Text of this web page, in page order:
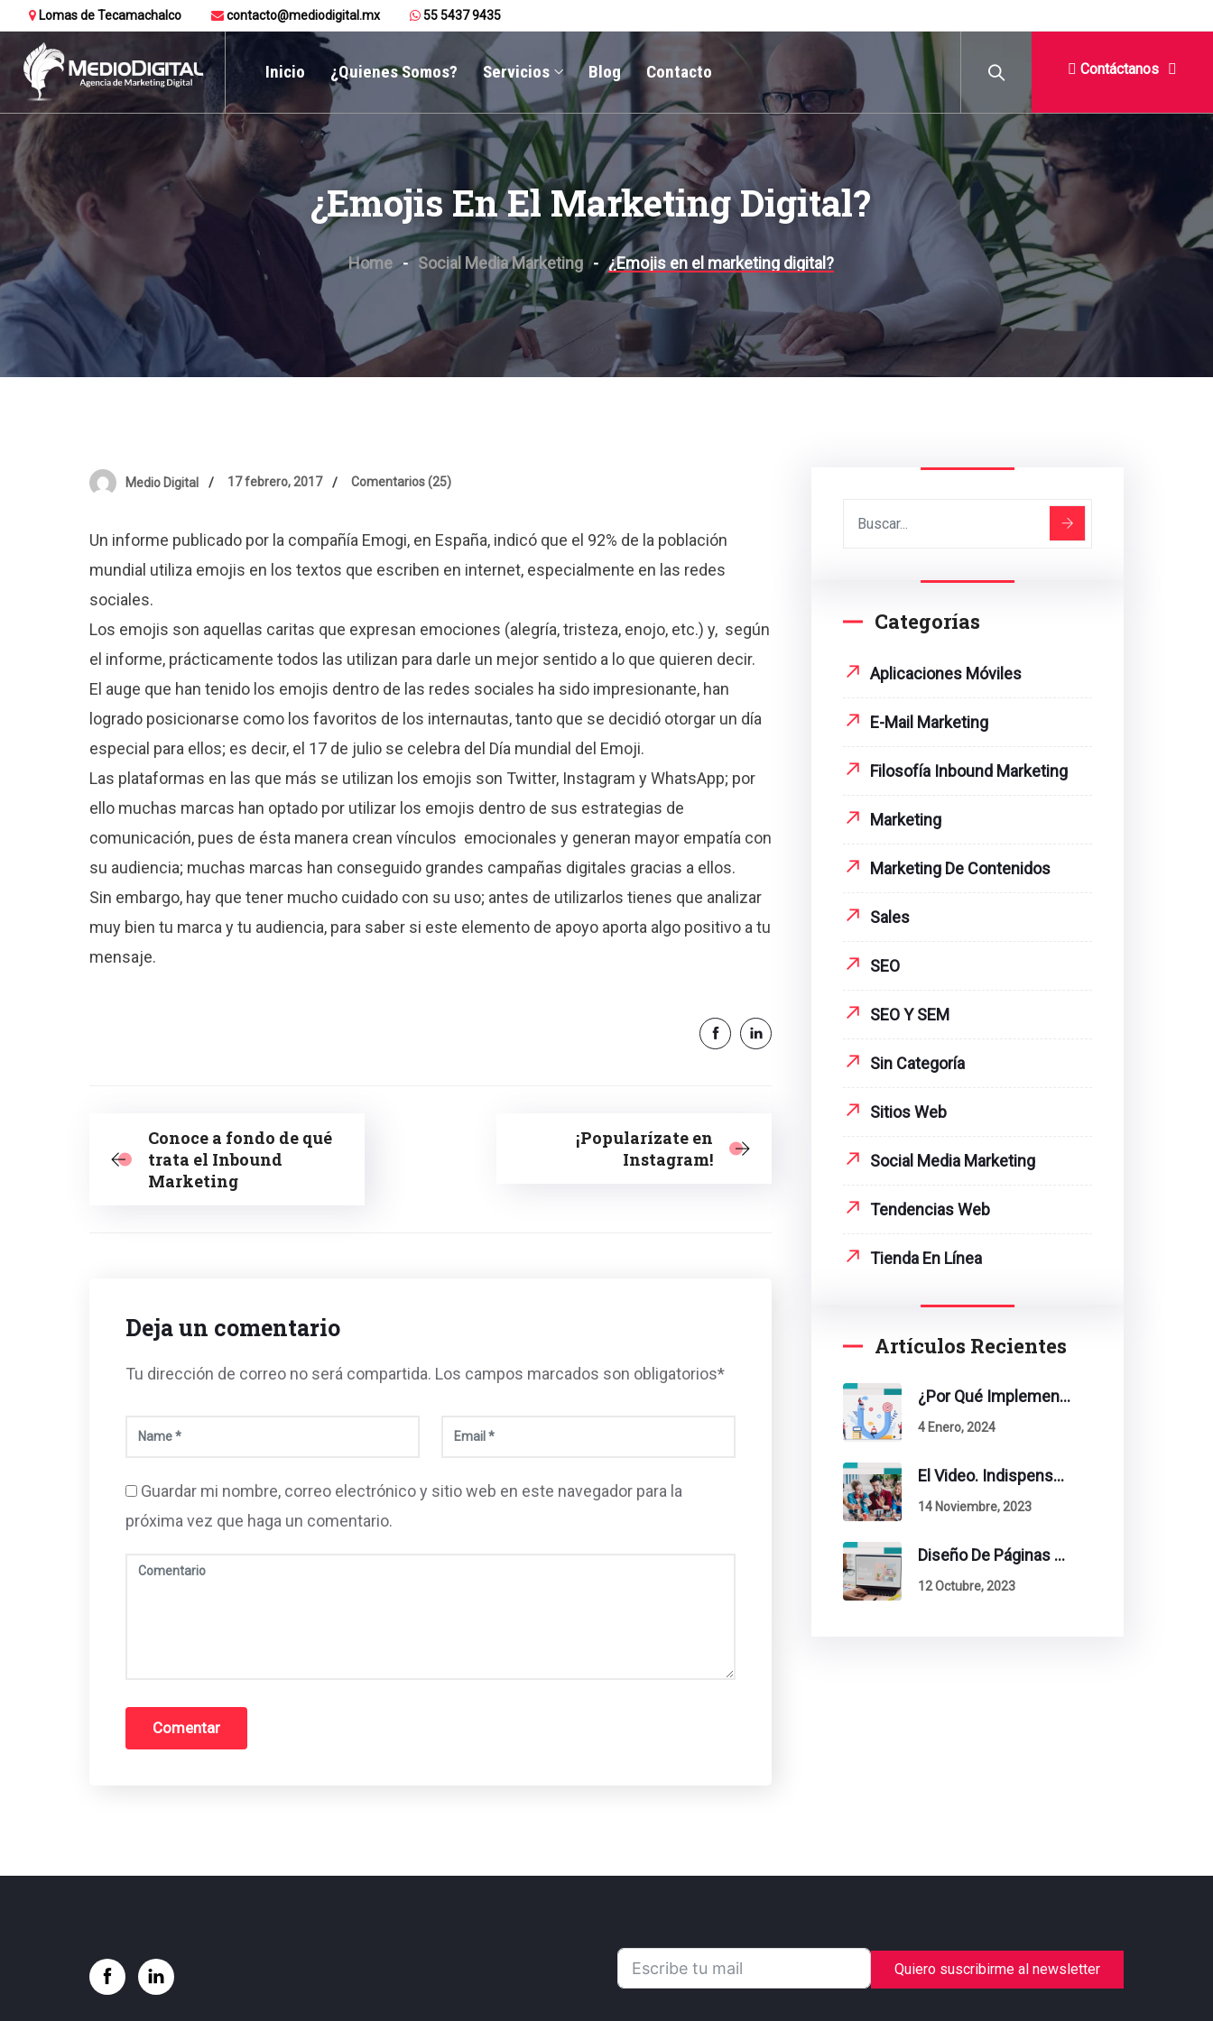
Lomas de Tecamachalco contacto@mediodigital.mx 55 5437 9435
Inicio ¿Quienes Somos? Servicios Blog Contacto Contáctanos
¿Emojis En El Marketing Digital?
Home Social Media Marketing ¿Emojis en el marketing digital?
Medio Digital 17 febrero, 2017 Comentarios (25)
Un informe publicado por la compañía Emogi, en España, indicó que el 92% de la población
mundial utiliza emojis en los textos que escriben en internet, especialmente en las redes
sociales.
Los emojis son aquellas caritas que expresan emociones (alegría, tristeza, enojo, etc.) y, según
el informe, prácticamente todos las utilizan para darle un mejor sentido a lo que quieren decir.
El auge que han tenido los emojis dentro de las redes sociales ha sido impresionante, han
logrado posicionarse como los favoritos de los internautas, tanto que se decidió otorgar un día
especial para ellos; es decir, el 17 de julio se celebra del Día mundial del Emoji.
Las plataformas en las que más se utilizan los emojis son Twitter, Instagram y WhatsApp; por
ello muchas marcas han optado por utilizar los emojis dentro de sus estrategias de
comunicación, pues de ésta manera crean vínculos emocionales y generan mayor empatía con
su audiencia; muchas marcas han conseguido grandes campañas digitales gracias a ellos.
Sin embargo, hay que tener mucho cuidado con su uso; antes de utilizarlos tienes que analizar
muy bien tu marca y tu audiencia, para saber si este elemento de apoyo aporta algo positivo a tu
mensaje.
Conoce a fondo de qué
trata el Inbound
Marketing
¡Popularízate en
Instagram!
Deja un comentario
Tu dirección de correo no será compartida. Los campos marcados son obligatorios*
Guardar mi nombre, correo electrónico y sitio web en este navegador para la
próxima vez que haga un comentario.
Categorías
Aplicaciones Móviles
E-Mail Marketing
Filosofía Inbound Marketing
Marketing
Marketing De Contenidos
Sales
SEO
SEO Y SEM
Sin Categoría
Sitios Web
Social Media Marketing
Tendencias Web
Tienda En Línea
Artículos Recientes
¿Por Qué Implementar La Metodología Inbound Marketing En Tu Empresa?
4 Enero, 2024
El Video. Indispensable En Tu Estrategia De Contenidos.
14 Noviembre, 2023
Diseño De Páginas Web. Esto Debe Tener Un Sitio Exitoso.
12 Octubre, 2023
Quiero suscribirme al newsletter